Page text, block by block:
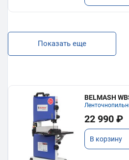
Показать еще
BELMASH
22 990 ₽
В корзину